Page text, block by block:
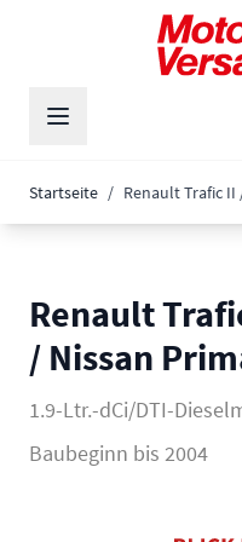
Zum Inhalt springen
Startseite / Renault Trafic
Renault
/ Nissan
1.9-Ltr.-dCi/DTI-
Baubeginn bis 2004